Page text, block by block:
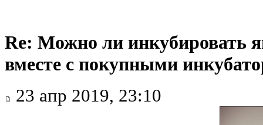
Re: Можно ли инкубировать
вместе с покупными
23 апр 2019, 23:10